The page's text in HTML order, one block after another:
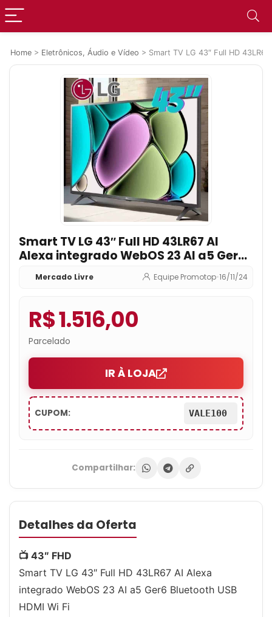
Home > Eletrônicos, Áudio e Vídeo > Smart TV LG 43″ Full HD
Smart TV LG 43″ Full HD 43LR67 AI
Alexa integrado WebOS 23 AI a5 Ger6
Bluetooth USB HDMI Wi Fi com
Controle Remoto Convencional
Mercado Livre Equipe Promotop•16/11/24
R$ 1.516,00
Parcelado
IR À LOJA
CUPOM: VALE100
Compartilhar:
Detalhes da Oferta
📺 43″ FHD
Smart TV LG 43″ Full HD 43LR67 AI Alexa
integrado WebOS 23 AI a5 Ger6 Bluetooth USB
HDMI Wi Fi